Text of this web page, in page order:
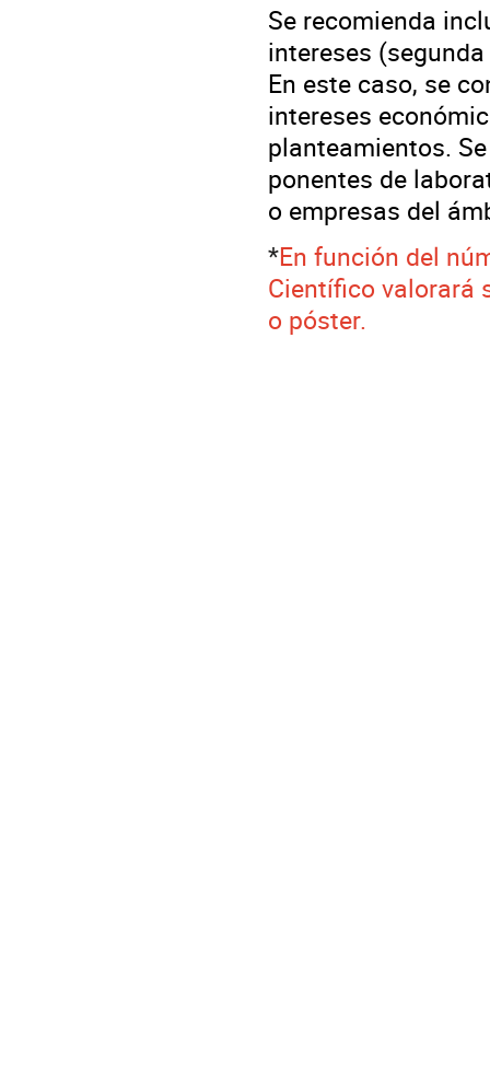
Se recomienda
intereses
En este caso, se
intereses
planteamientos.
ponentes de
o empresas del
*En función del
Científico valorará
o póster.